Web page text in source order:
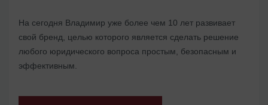
На сегодня Владимир уже более чем 10 лет развивает
свой бренд, целью которого является сделать решение
любого юридического вопроса простым, безопасным и
эффективным.